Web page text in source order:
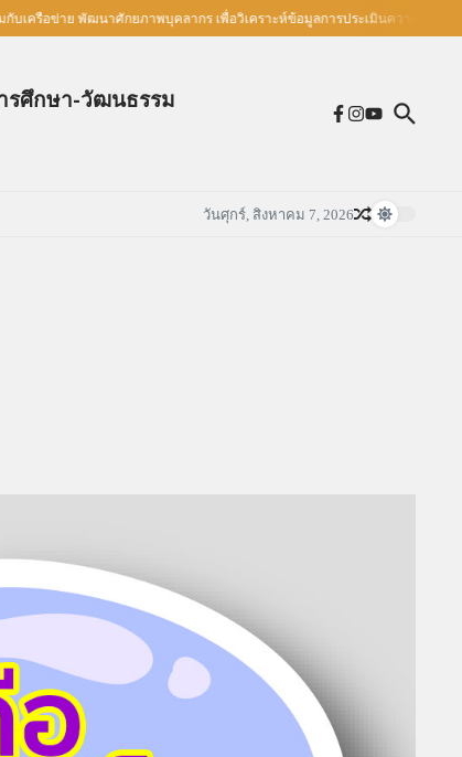
ย พัฒนาศักยภาพบุคลากร เพื่อวิเคราะห์ข้อมูลการประเมินความรอบรู้ด้านสุขภาพ
รศึกษา-วัฒนธรรม
วันศุกร์, สิงหาคม 7, 2026